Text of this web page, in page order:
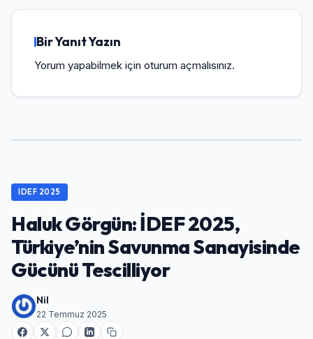
Bir Yanıt Yazın
Yorum yapabilmek için oturum açmalısınız.
IDEF 2025
Haluk Görgün: İDEF 2025,
Türkiye’nin Savunma Sanayisinde
Gücünü Tescilliyor
Nil
22 Temmuz 2025